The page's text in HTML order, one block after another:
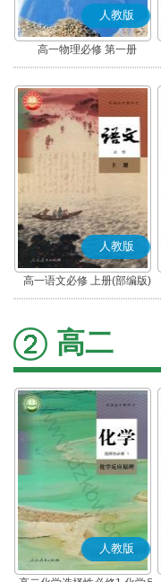
人教版
高一物理必修 第一册
人教版
高一语文必修 上册(部编版)
高二
人教版